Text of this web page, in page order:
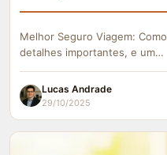
Melhor Seguro Viagem:
detalhes importantes, e um…
Lucas Andrade
29/10/2025